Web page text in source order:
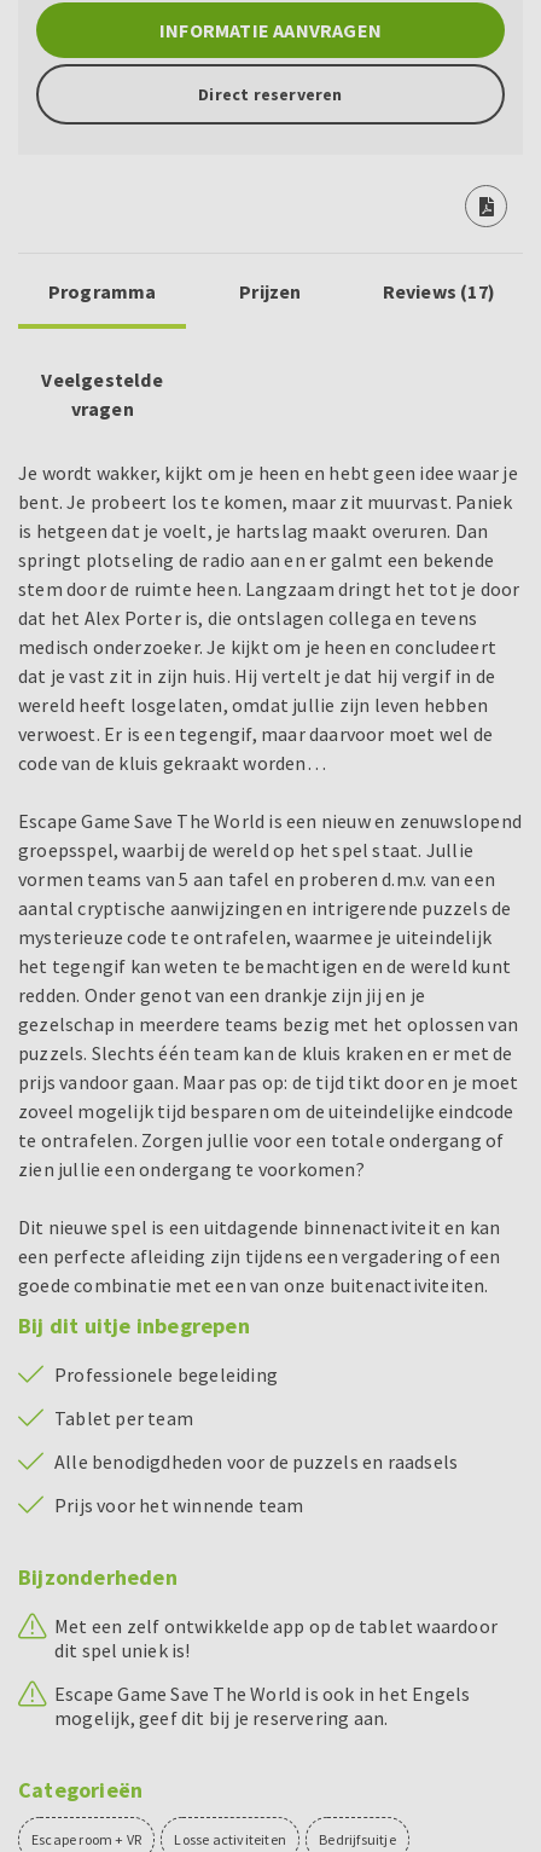
INFORMATIE AANVRAGEN
Direct reserveren
Programma Prijzen Reviews (17)
Veelgestelde
vragen
Je wordt wakker, kijkt om je heen en hebt geen idee waar je
bent. Je probeert los te komen, maar zit muurvast. Paniek
is hetgeen dat je voelt, je hartslag maakt overuren. Dan
springt plotseling de radio aan en er galmt een bekende
stem door de ruimte heen. Langzaam dringt het tot je door
dat het Alex Porter is, die ontslagen collega en tevens
medisch onderzoeker. Je kijkt om je heen en concludeert
dat je vast zit in zijn huis. Hij vertelt je dat hij vergif in de
wereld heeft losgelaten, omdat jullie zijn leven hebben
verwoest. Er is een tegengif, maar daarvoor moet wel de
code van de kluis gekraakt worden…
Escape Game Save The World is een nieuw en zenuwslopend
groepsspel, waarbij de wereld op het spel staat. Jullie
vormen teams van 5 aan tafel en proberen d.m.v. van een
aantal cryptische aanwijzingen en intrigerende puzzels de
mysterieuze code te ontrafelen, waarmee je uiteindelijk
het tegengif kan weten te bemachtigen en de wereld kunt
redden. Onder genot van een drankje zijn jij en je
gezelschap in meerdere teams bezig met het oplossen van
puzzels. Slechts één team kan de kluis kraken en er met de
prijs vandoor gaan. Maar pas op: de tijd tikt door en je moet
zoveel mogelijk tijd besparen om de uiteindelijke eindcode
te ontrafelen. Zorgen jullie voor een totale ondergang of
zien jullie een ondergang te voorkomen?
Dit nieuwe spel is een uitdagende binnenactiviteit en kan
een perfecte afleiding zijn tijdens een vergadering of een
goede combinatie met een van onze buitenactiviteiten.
Bij dit uitje inbegrepen
Professionele begeleiding
Tablet per team
Alle benodigdheden voor de puzzels en raadsels
Prijs voor het winnende team
Bijzonderheden
Met een zelf ontwikkelde app op de tablet waardoor
dit spel uniek is!
Escape Game Save The World is ook in het Engels
mogelijk, geef dit bij je reservering aan.
Categorieën
Escape room + VR Losse activiteiten Bedrijfsuitje